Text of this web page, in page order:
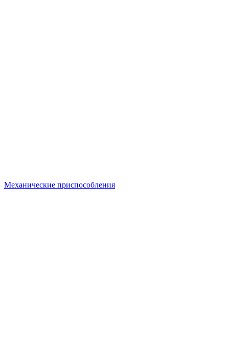
Механические приспособления